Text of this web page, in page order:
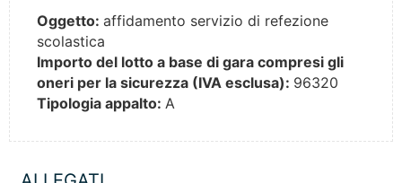
Oggetto: affidamento servizio di refezione
scolastica
Importo del lotto a base di gara compresi gli
oneri per la sicurezza (IVA esclusa): 96320
Tipologia appalto: A